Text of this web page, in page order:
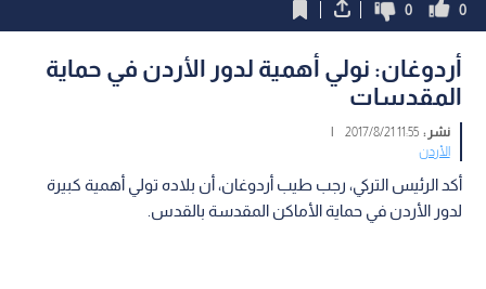
0
0
أردوغان: نولي أهمية لدور الأردن في حماية
المقدسات
نشر :11:55 2017/8/21
|
الأردن
أكد الرئيس التركي، رجب طيب أردوغان، أن بلاده تولي أهمية كبيرة
لدور الأردن في حماية الأماكن المقدسة بالقدس.